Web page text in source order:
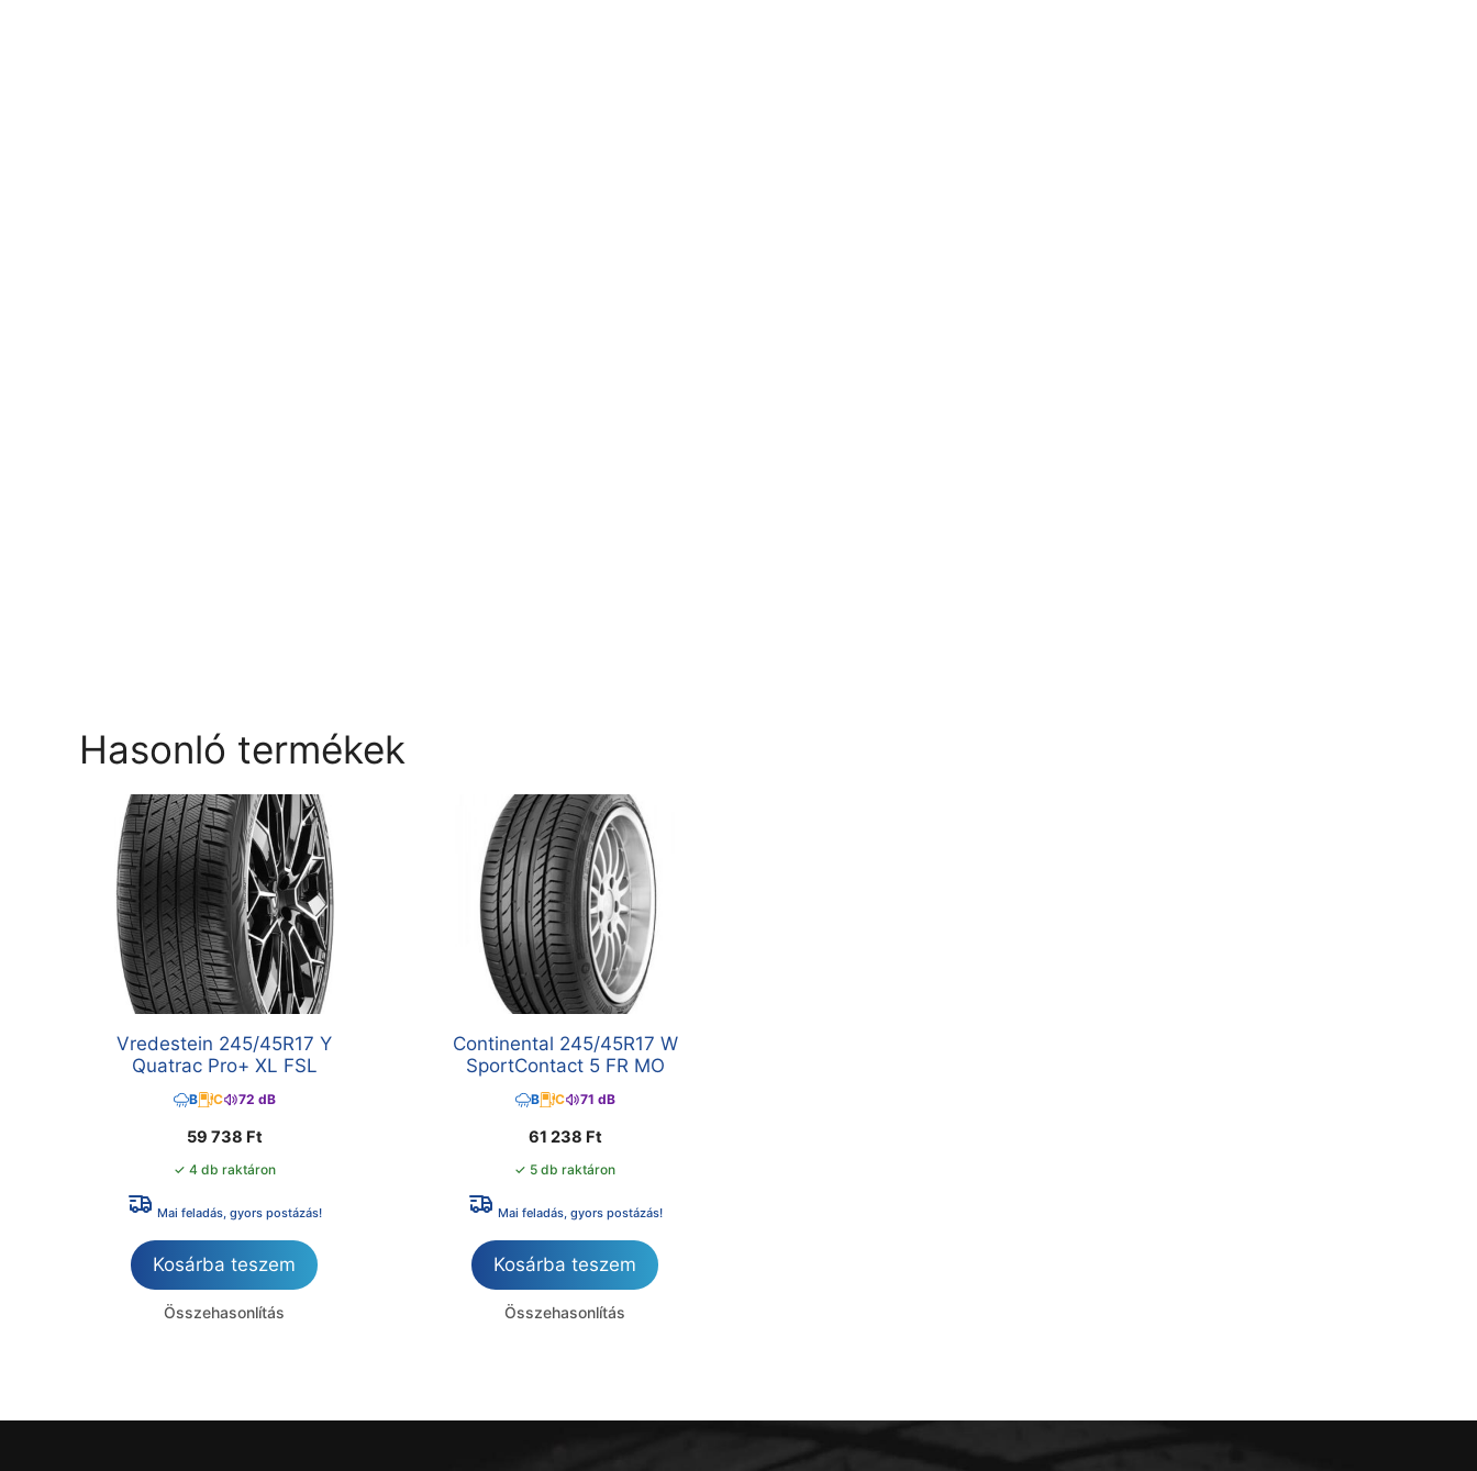
Hasonló termékek
Vredestein 245/45R17 Y
Quatrac Pro+ XL FSL
B C 72 dB
59 738 Ft
✓ 4 db raktáron
Mai feladás, gyors postázás!
Kosárba teszem
Összehasonlítás
Continental 245/45R17 W
SportContact 5 FR MO
B C 71 dB
61 238 Ft
✓ 5 db raktáron
Mai feladás, gyors postázás!
Kosárba teszem
Összehasonlítás